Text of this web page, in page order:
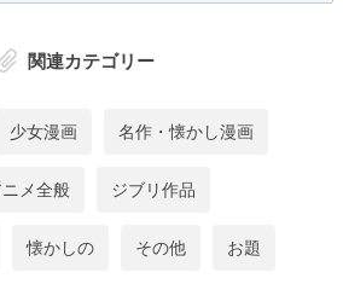
関連カテゴリー
少女漫画 名作・懐かし漫画
ニメ全般 ジブリ作品
懐かしの その他 お題